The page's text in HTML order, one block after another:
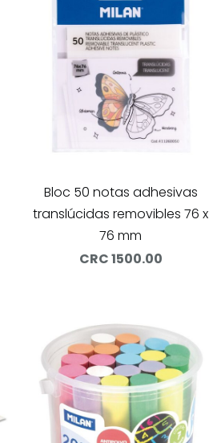
Bloc 50 notas adhesivas
translúcidas removibles 76 x
76 mm
CRC 1500.00